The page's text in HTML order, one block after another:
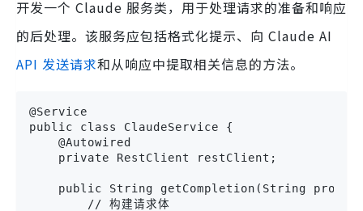
开发一个 Claude 服务类，用于处理请求的准备和响应
的后处理。该服务应包括格式化提示、向 Claude AI
API 发送请求和从响应中提取相关信息的方法。
@Service
public class ClaudeService {
    @Autowired
    private RestClient restClient;
public String getCompletion(String
        // 构建请求体